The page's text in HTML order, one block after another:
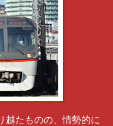
越たものの、情勢的に